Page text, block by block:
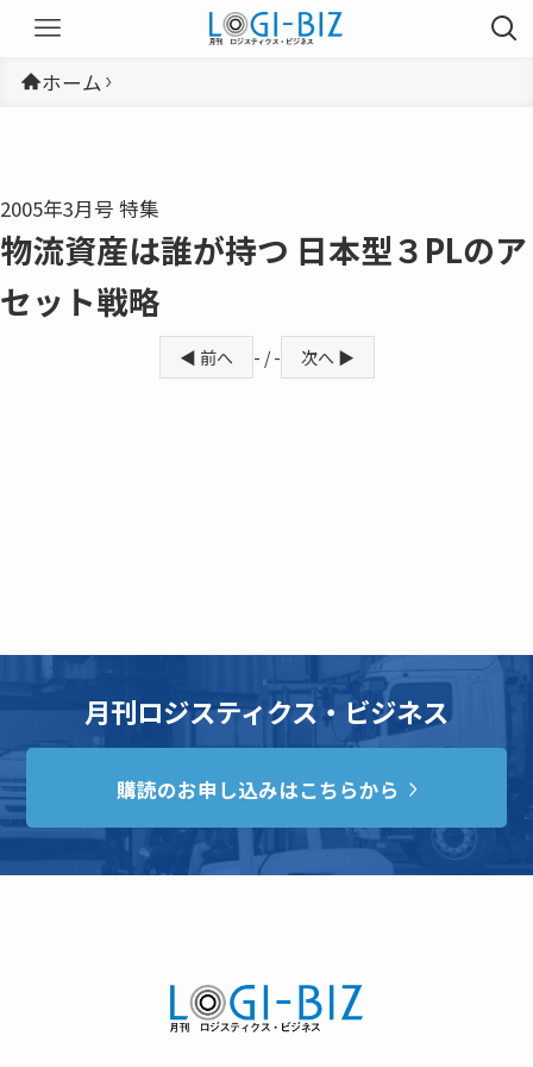
ホーム
2005年3月号 特集
物流資産は誰が持つ 日本型３PLのア
セット戦略
◀ 前へ - / - 次へ ▶
月刊ロジスティクス・ビジネス
購読のお申し込みはこちらから